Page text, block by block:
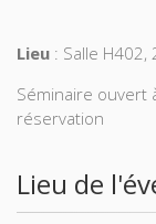
Lieu : Salle
Séminaire ouvert
réservation
Lieu de